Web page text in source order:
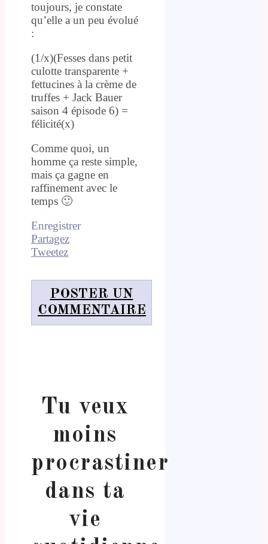
toujours, je constate
qu’elle a un peu évolué
:
(1/x)(Fesses dans petit
culotte transparente +
fettucines à la crème de
truffes + Jack Bauer
saison 4 épisode 6) =
félicité(x)
Comme quoi, un
homme ça reste simple,
mais ça gagne en
raffinement avec le
temps 🙂
Enregistrer
Partagez
Tweetez
POSTER UN
COMMENTAIRE
Tu veux
moins
procrastiner
dans ta
vie